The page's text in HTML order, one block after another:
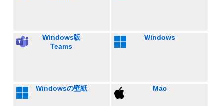
Windows版
Teams
Windows
Windowsの壁紙 Mac